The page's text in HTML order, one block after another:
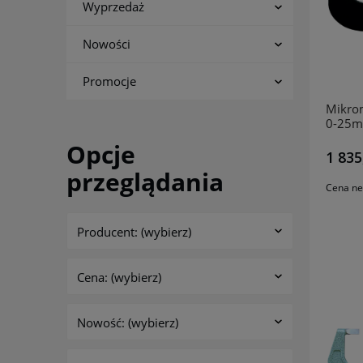
Wyprzedaż
Nowości
Promocje
Opcje
przeglądania
Producent: (wybierz)
Cena: (wybierz)
Nowość: (wybierz)
0-
1
Cena